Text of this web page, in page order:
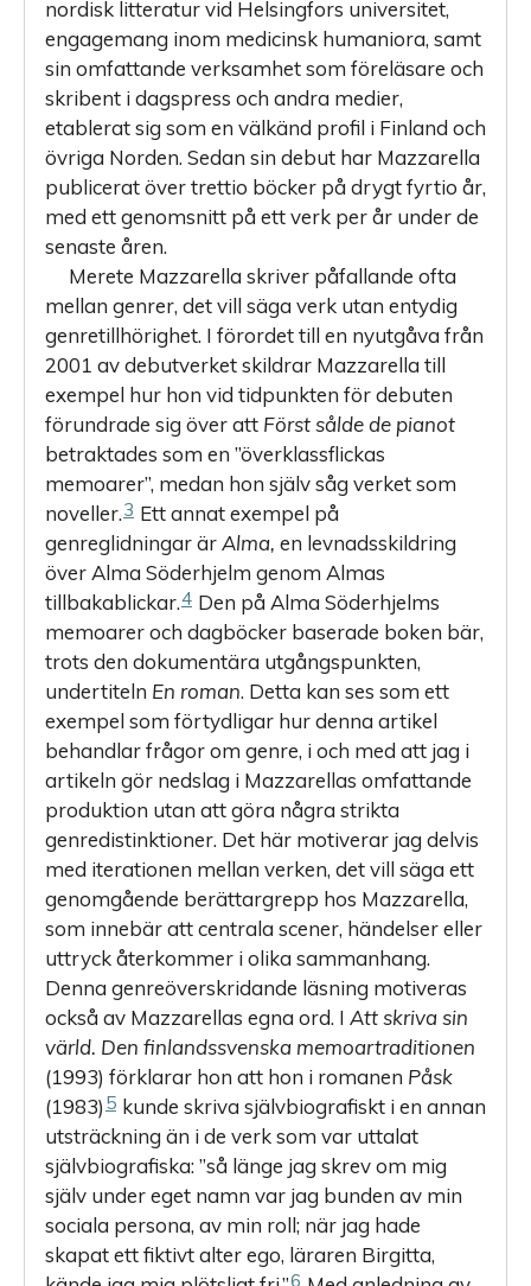
nordisk litteratur vid Helsingfors universitet,
engagemang inom medicinsk humaniora, samt
sin omfattande verksamhet som föreläsare och
skribent i dagspress och andra medier,
etablerat sig som en välkänd profil i Finland och
övriga Norden. Sedan sin debut har Mazzarella
publicerat över trettio böcker på drygt fyrtio år,
med ett genomsnitt på ett verk per år under de
senaste åren.
Merete Mazzarella skriver påfallande ofta
mellan genrer, det vill säga verk utan entydig
genretillhörighet. I förordet till en nyutgåva från
2001 av debutverket skildrar Mazzarella till
exempel hur hon vid tidpunkten för debuten
förundrade sig över att Först sålde de pianot
betraktades som en ”överklassflickas
memoarer”, medan hon själv såg verket som
noveller.3 Ett annat exempel på
genreglidningar ärAlma, en levnadsskildring
över Alma Söderhjelm genom Almas
tillbakablickar.4 Den på Alma Söderhjelms
memoarer och dagböcker baserade boken bär,
trots den dokumentära utgångspunkten,
undertiteln En roman. Detta kan ses som ett
exempel som förtydligar hur denna artikel
behandlar frågor om genre, i och med att jag i
artikeln gör nedslag i Mazzarellas omfattande
produktion utan att göra några strikta
genredistinktioner. Det här motiverar jag delvis
med iterationen mellan verken, det vill säga ett
genomgående berättargrepp hos Mazzarella,
som innebär att centrala scener, händelser eller
uttryck återkommer i olika sammanhang.
Denna genreöverskridande läsning motiveras
också av Mazzarellas egna ord. I Att skriva sin
värld. Den finlandssvenska memoartraditionen
(1993) förklarar hon att hon i romanen Påsk
(1983) 5 kunde skriva självbiografiskt i en annan
utsträckning än i de verk som var uttalat
självbiografiska: ”så länge jag skrev om mig
själv under eget namn var jag bunden av min
sociala persona, av min roll; när jag hade
skapat ett fiktivt alter ego, läraren Birgitta,
6